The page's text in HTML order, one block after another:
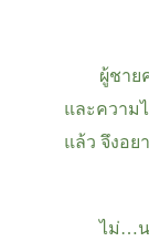
ผู้ชาย
และความ
แล้ว จึงอย
ไม่…